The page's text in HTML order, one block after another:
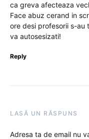
ca greva afecteaza
Face abuz cerand in
ore desi profesorii s-au
va autosesizati!
Reply
LASĂ UN RĂSPUNS
Adresa ta de email nu